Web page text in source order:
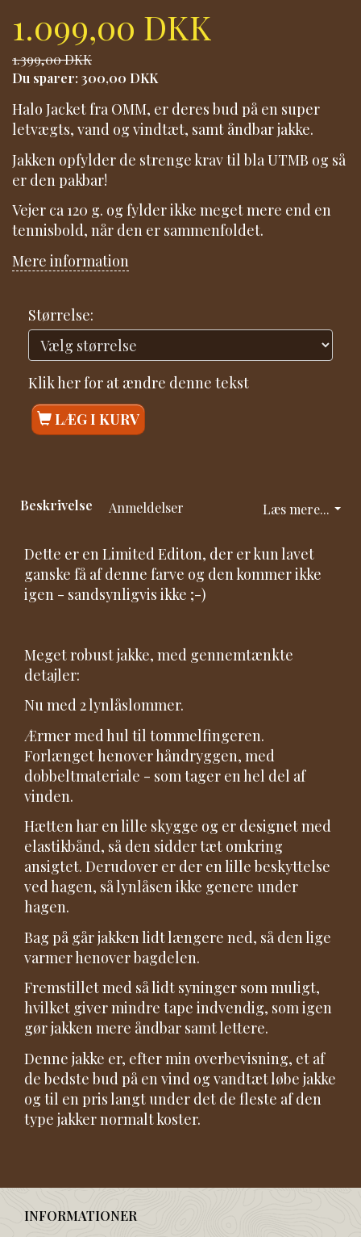
1.099,00 DKK
1.399,00 DKK
Du sparer: 300,00 DKK
Halo Jacket fra OMM, er deres bud på en super
letvægts, vand og vindtæt, samt åndbar jakke.
Jakken opfylder de strenge krav til bla UTMB og så
er den pakbar!
Vejer ca 120 g. og fylder ikke meget mere end en
tennisbold, når den er sammenfoldet.
Mere information
Størrelse:
Klik her for at ændre denne tekst
LÆG I KURV
Læs mere...
Beskrivelse Anmeldelser
Dette er en Limited Editon, der er kun lavet
ganske få af denne farve og den kommer ikke
igen - sandsynligvis ikke ;-)
Meget robust jakke, med gennemtænkte
detajler:
Nu med 2 lynlåslommer.
Ærmer med hul til tommelfingeren.
Forlænget henover håndryggen, med
dobbeltmateriale - som tager en hel del af
vinden.
Hætten har en lille skygge og er designet med
elastikbånd, så den sidder tæt omkring
ansigtet. Derudover er der en lille beskyttelse
ved hagen, så lynlåsen ikke genere under
hagen.
Bag på går jakken lidt længere ned, så den lige
varmer henover bagdelen.
Fremstillet med så lidt syninger som muligt,
hvilket giver mindre tape indvendig, som igen
gør jakken mere åndbar samt lettere.
Denne jakke er, efter min overbevisning, et af
de bedste bud på en vind og vandtæt løbe jakke
og til en pris langt under det de fleste af den
type jakker normalt koster.
INFORMATIONER